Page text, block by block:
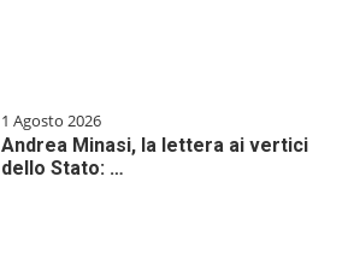
1 Agosto 2026
Andrea Minasi, la lettera ai vertici
dello Stato: …